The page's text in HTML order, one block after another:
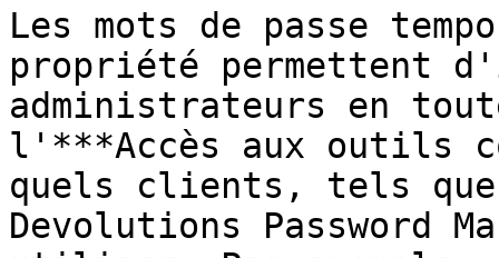
Les mots de passe
propriété permettent
administrateurs en
l'***Accès aux outils
quels clients, tels que
Devolutions Password